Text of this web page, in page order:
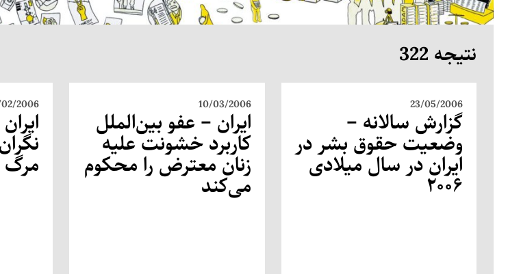
نتیجه 322
23/05/2006
گزارش سالانه –
وضعیت حقوق بشر در
ایران در سال میلادی
۲۰۰۶
10/03/2006
ایران – عفو بین‌الملل
کاربرد خشونت علیه
زنان معترض را محکوم
می‌کند
2006
مرگ